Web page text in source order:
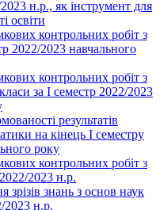
н.р., як інструмент для
освіти
контрольних робіт з
2022/2023 навчального
контрольних робіт з
за І семестр 2022/2023
результатів
на кінець І семестру
року
контрольних робіт з
2022/2023 н.р.
зрізів знань з основ наук
2023 н.р.